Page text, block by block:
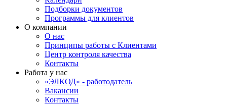
Подборки документов
Программы для клиентов
О компании
О нас
Принципы работы с Клиентами
Центр контроля качества
Контакты
Работа у нас
«ЭЛКОД» - работодатель
Вакансии
Контакты